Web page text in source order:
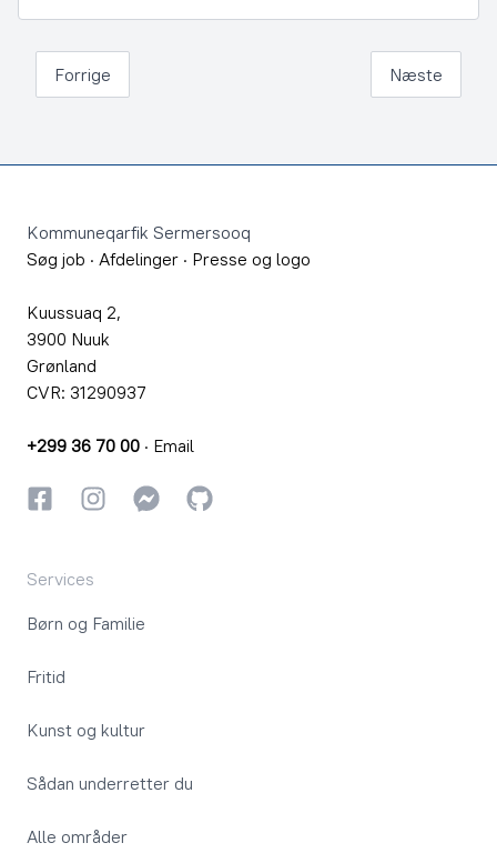
Forrige Næste
Kommuneqarfik Sermersooq
Søg job · Afdelinger · Presse og logo
Kuussuaq 2,
3900 Nuuk
Grønland
CVR: 31290937
+299 36 70 00 · Email
FacebookInstagramInstagram
GitHub
Services
Børn og Familie
Fritid
Kunst og kultur
Sådan underretter du
Alle områder